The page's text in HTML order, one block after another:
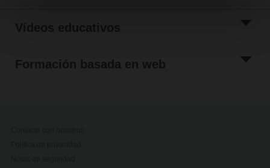
Formación basada en web